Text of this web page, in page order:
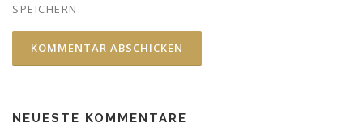
SPEICHERN.
NEUESTE KOMMENTARE